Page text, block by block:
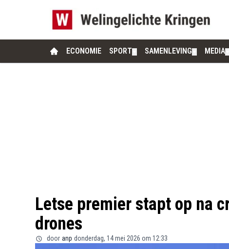
ECONOMIE SPORT SAMENLEVING MEDIA
Letse premier stapt op na
drones
door anp donderdag, 14 mei 2026 om 12:33